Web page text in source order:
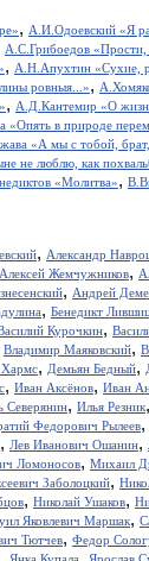
, А.И.Одоевский «Я
А.С.Грибоедов «Прости,
, А.Н.Апухтин «Сухие,
ровныя...»,
, А.Д.Кантемир «О
«Опять в природе
«А мы с тобой,
не люблю, как
«Молитва»,
, Александр
Алексей Жемчужников,
, Андрей
, Бенедикт
Курочкин,
Владимир Маяковский,
Хармс, Демьян Бедный,
, Иван Аксёнов, Иван
Северянин, Илья Резник,
Федорович Рылеев,
, Лев Иванович Ошанин,
Ломоносов, Михаил
Заболоцкий,
, Николай Ушаков,
Яковлевич Маршак,
Тютчев, Федор